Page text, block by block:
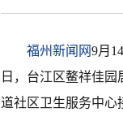
福州新闻网9月
日，台江区鳌祥佳
道社区卫生服务中心